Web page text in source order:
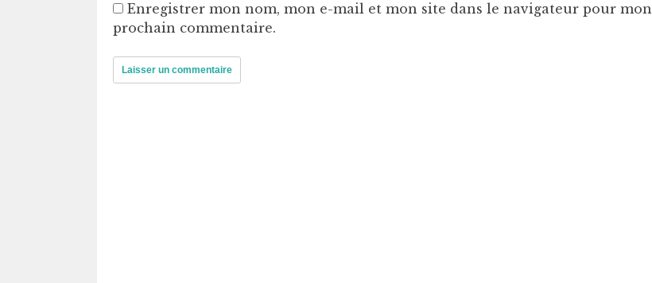
Enregistrer mon nom, mon e-mail et mon site dans le navigateur pour mon
prochain commentaire.